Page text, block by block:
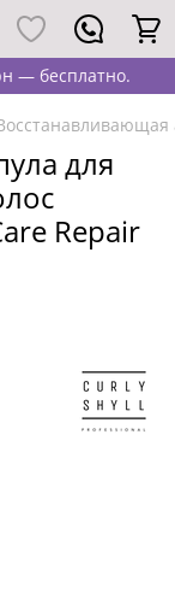
— бесплатно.
для
Repair